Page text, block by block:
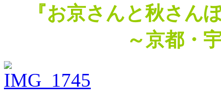
『お京さんと秋さ
～京都・